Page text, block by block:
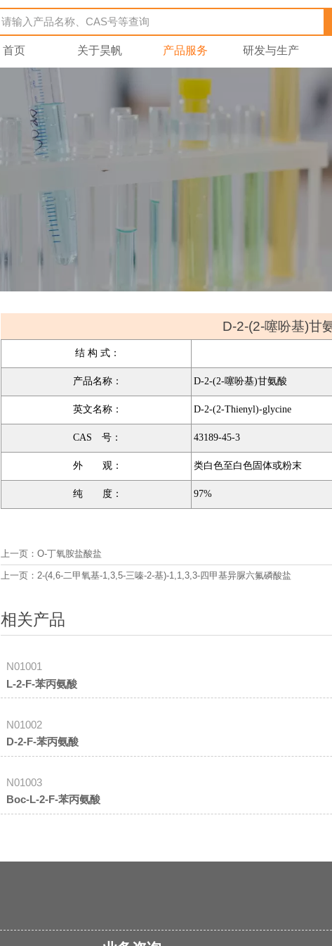
首页 关于昊帆 产品服务 研发与生产
D-2-(2-噻吩基)甘
结 构 式：
产品名称： D-2-(2-噻吩基)甘氨酸
英文名称： D-2-(2-Thienyl)-glycine
CAS 号： 43189-45-3
外 观： 类白色至白色固体或粉末
纯 度： 97%
上一页： O-丁氧胺盐酸盐
上一页： 2-(4,6-二甲氧基-1,3,5-三嗪-2-基)-1,1,3,3-四甲基异脲六氟磷酸盐
相关产品
N01001
L-2-F-苯丙氨酸
N01002
D-2-F-苯丙氨酸
N01003
Boc-L-2-F-苯丙氨酸